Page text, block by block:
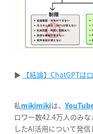
▶︎ 【結論】ChatGPTは
私mikimikiは、
ロワー数42.4万人のみ
したAI活用について発信